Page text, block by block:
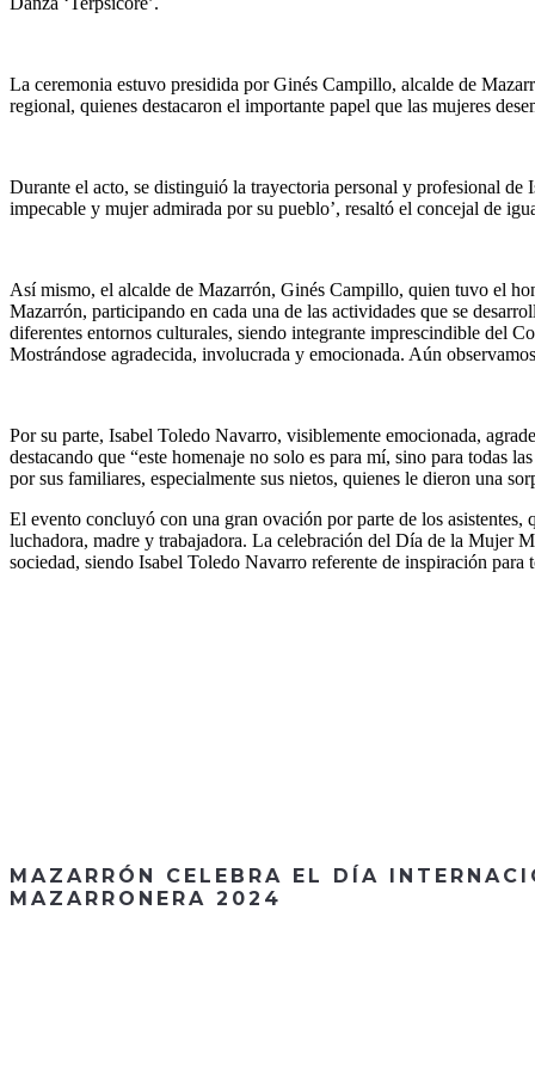
La ceremonia estuvo presidida por Ginés Campillo, alcalde de
regional, quienes destacaron el importante papel que las mujeres
Durante el acto, se distinguió la trayectoria personal y profesional
impecable y mujer admirada por su pueblo’, resaltó el concejal de
Así mismo, el alcalde de Mazarrón, Ginés Campillo, quien tuvo el
Mazarrón, participando en cada una de las actividades que se
diferentes entornos culturales, siendo integrante imprescindible del
Mostrándose agradecida, involucrada y emocionada. Aún
Por su parte, Isabel Toledo Navarro, visiblemente emocionada,
destacando que “este homenaje no solo es para mí, sino para todas
por sus familiares, especialmente sus nietos, quienes le dieron una
El evento concluyó con una gran ovación por parte de los asistentes,
luchadora, madre y trabajadora. La celebración del Día de la Mujer
sociedad, siendo Isabel Toledo Navarro referente de inspiración para
MAZARRÓN CELEBRA EL DÍA
MAZARRONERA 2024